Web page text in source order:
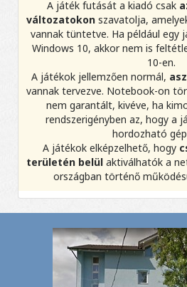
A játék futását a kiadó csak
változatokonszavatolja,
vannak tüntetve. Ha például egy
Windows 10, akkor nem is
10-en.
A játékok jellemzően normál,
vannak tervezve. Notebook-on
nem garantált, kivéve, ha
rendszerigényben az, hogy a
hordozható
A játékok elképzelhető, hogy
területén belülaktiválhatók a
országban történő